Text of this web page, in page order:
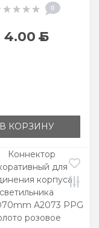
0
4.00Б
В КОРЗИНУ